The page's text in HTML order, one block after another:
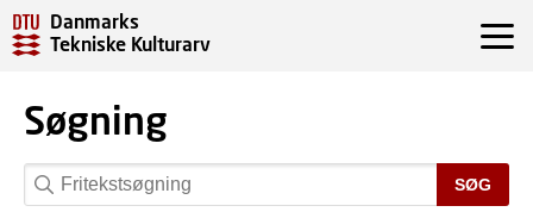
Danmarks
Tekniske Kulturarv
Søgning
SØG